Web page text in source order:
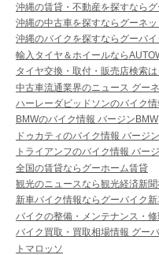
沖縄の賃貸・不動産を探すなら
沖縄の中古車を探すならグーネ
沖縄のバイクを探すならグーバ
輸入タイヤ＆ホイールなら
タイヤ交換・取付・販売店検索は
中古車流通業界のニュース グー
ハーレーダビッドソンのバイク
BMWのバイク情報 バージンBMW
ドゥカティのバイク情報 バージ
トライアンフのバイク情報 バー
全国の賃貸ならグーホーム賃貸
観光のニュースなら観光経済新聞
新車バイク情報ならグーバイク
バイクの整備・メンテナンス・
バイク買取・買取相場情報 グー
トマロッソ